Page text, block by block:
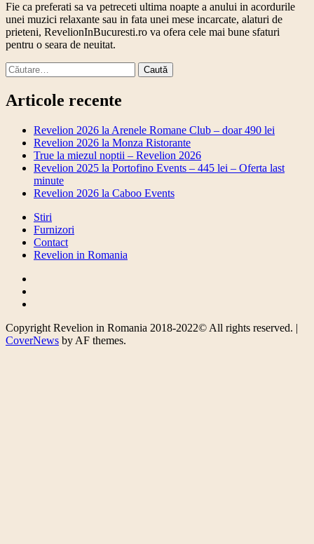
Fie ca preferati sa va petreceti ultima noapte a anului in acordurile
unei muzici relaxante sau in fata unei mese incarcate, alaturi de
prieteni, RevelionInBucuresti.ro va ofera cele mai bune sfaturi
pentru o seara de neuitat.
Caută
după:
Articole recente
Revelion 2026 la Arenele Romane Club – doar 490 lei
Revelion 2026 la Monza Ristorante
True la miezul noptii – Revelion 2026
Revelion 2025 la Portofino Events – 445 lei – Oferta last
minute
Revelion 2026 la Caboo Events
Stiri
Furnizori
Contact
Revelion in Romania
Copyright Revelion in Romania 2018-2022© All rights reserved. |
CoverNews by AF themes.